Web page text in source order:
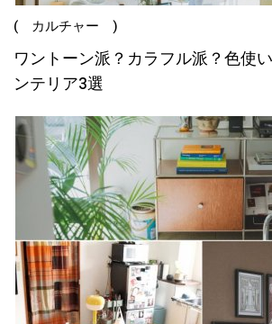
( カルチャー )
ワントーン派？カラフル派？色使
ンテリア3選